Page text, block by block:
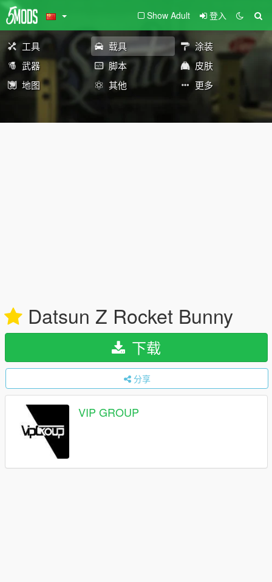
Show Adult 登入
工具 载具
涂装
武器
脚本
皮肤
地图
其他 更多
Datsun Z Rocket Bunny
下载
分享
VIP GROUP